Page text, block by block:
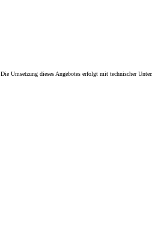
Die Umsetzung dieses Angebotes erfolgt mit technischer